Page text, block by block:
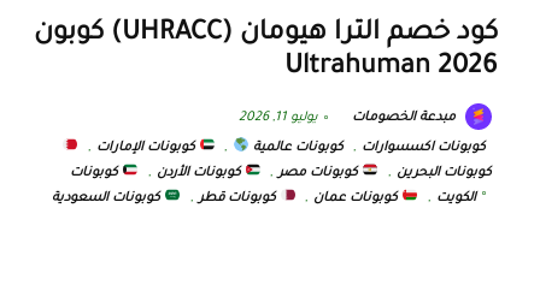
كود خصم الترا هيومان (UHRACC) كوبون
Ultrahuman 2026
مبدعة الخصومات يوليو 11, 2026
كوبونات اكسسوارات , كوبونات عالمية , كوبونات الإمارات ,
كوبونات البحرين , كوبونات مصر , كوبونات الأردن ,
كوبونات
الكويت , كوبونات عمان , كوبونات قطر , كوبونات السعودية